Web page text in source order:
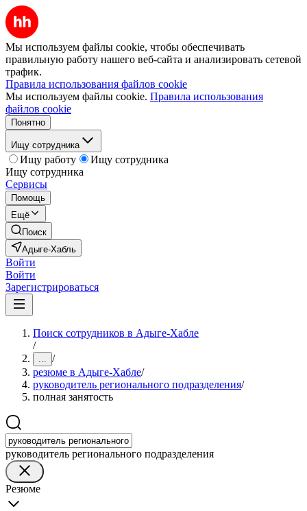
Мы используем файлы cookie, чтобы обеспечивать
правильную работу нашего веб-сайта и анализировать сетевой
трафик.
Правила использования файлов cookie
Мы используем файлы cookie. Правила использования
файлов cookie
Понятно
Ищу сотрудника
Ищу работу
Ищу сотрудника
Ищу сотрудника
Сервисы
Помощь
Ещё
Поиск
Адыге-Хабль
Войти
Войти
Зарегистрироваться
Поиск сотрудников в Адыге-Хабле
/
... /
резюме в Адыге-Хабле/
руководитель регионального подразделения/
полная занятость
руководитель регионального подразделения
Резюме